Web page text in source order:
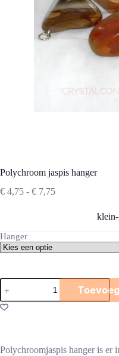
Polychroom jaspis hanger
€ 4,75 - € 7,75Prijsklasse:
Hanger
Polychroom
jaspis
hanger
aantal
Polychroomjaspis hanger is er